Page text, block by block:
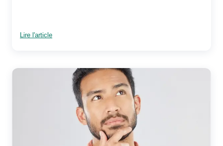
Lire l'article